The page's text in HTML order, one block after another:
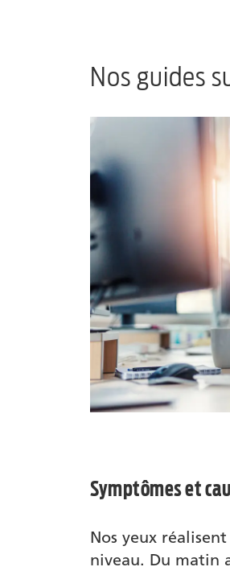
Nos guides
Symptômes et
Nos yeux
niveau. Du matin